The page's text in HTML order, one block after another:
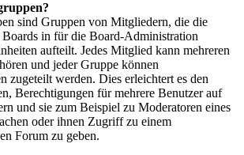
sind Gruppen von Mitgliedern, die die
in für die Board-Administration
aufteilt. Jedes Mitglied kann mehreren
und jeder Gruppe können
zugeteilt werden. Dies erleichtert es den
Berechtigungen für mehrere Benutzer auf
und sie zum Beispiel zu Moderatoren eines
oder ihnen Zugriff zu einem
Forum zu geben.